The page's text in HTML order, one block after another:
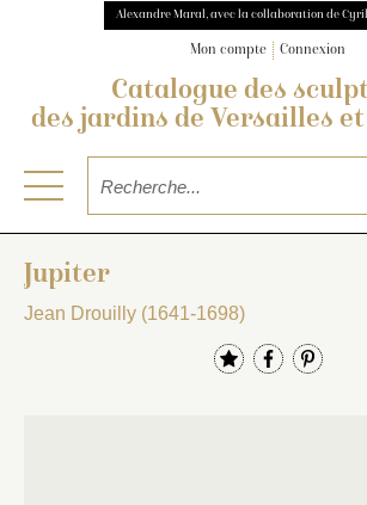
Alexandre Maral, avec la collaboration de
Mon compte Connexion
Catalogue des
des jardins de Versailles
Jupiter
Jean Drouilly (1641-1698)